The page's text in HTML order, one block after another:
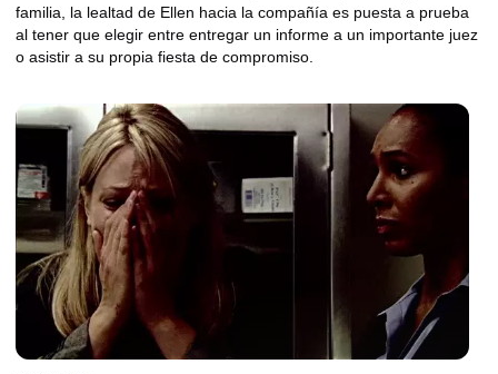
familia, la lealtad de Ellen hacia la compañía es puesta a prueba
al tener que elegir entre entregar un informe a un importante juez
o asistir a su propia fiesta de compromiso.